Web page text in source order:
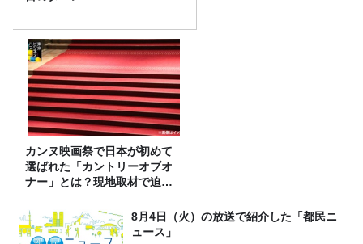
カンヌ映画祭で日本が初めて
選ばれた「カントリーオブオ
ナー」とは？現地取材で迫る
選出の意味
8月4日（火）の放送で紹介した「都民ニ
ュース」